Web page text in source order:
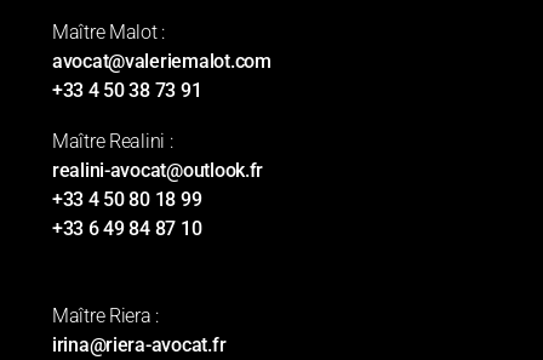
Maître Malot :
avocat@valeriemalot.com
+33 4 50 38 73 91
Maître Realini :
realini-avocat@outlook.fr
+33 4 50 80 18 99
+33 6 49 84 87 10
Maître Riera :
irina@riera-avocat.fr